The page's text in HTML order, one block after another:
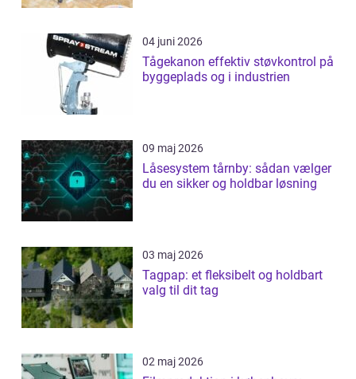
04 juni 2026
Tågekanon effektiv støvkontrol på
byggeplads og i industrien
09 maj 2026
Låsesystem tårnby: sådan vælger
du en sikker og holdbar løsning
03 maj 2026
Tagpap: et fleksibelt og holdbart
valg til dit tag
02 maj 2026